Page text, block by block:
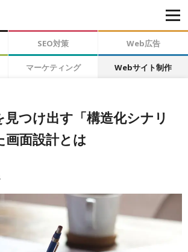
SEO対策 Web広告
マーケティング Webサイト制作
見つけ出す「構造化シナリ
画面設計とは